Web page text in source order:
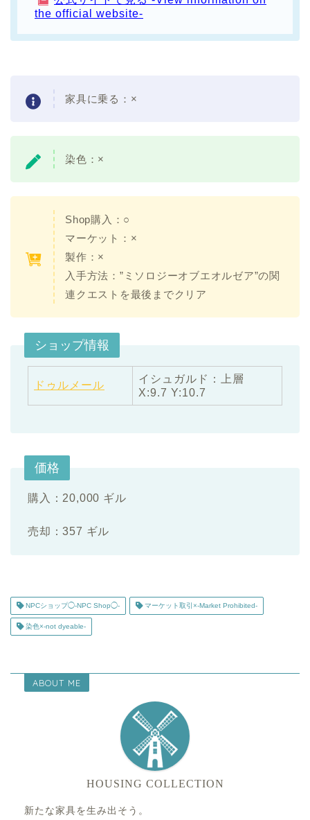
the official website-
家具に乗る：×
染色：×
Shop購入：○
マーケット：×
製作：×
入手方法：”ミソロジーオブエオルゼア”の関
連クエストを最後までクリア
ショップ情報
ドゥルメール
イシュガルド：上層
X:9.7 Y:10.7
価格
購入：20,000 ギル
売却：357 ギル
NPCショップ◯-NPC Shop◯- マーケット取引×-Market Prohibited-
染色×-not dyeable-
ABOUT ME
HOUSING COLLECTION
新たな家具を生み出そう。